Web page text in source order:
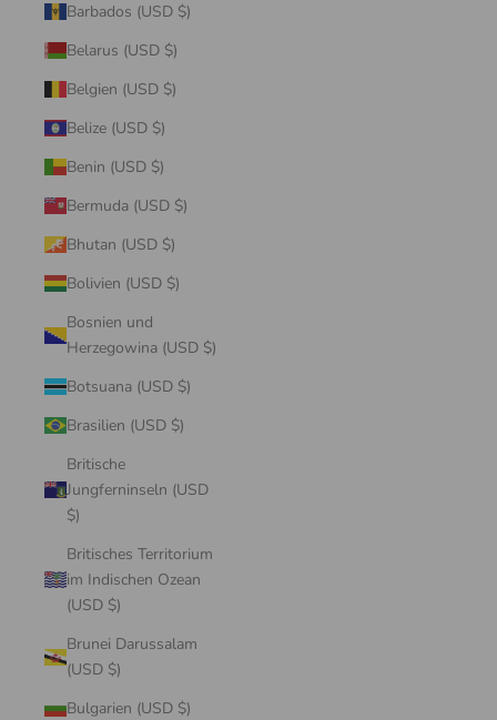
Barbados (USD $)
Belarus (USD $)
Belgien (USD $)
Belize (USD $)
Benin (USD $)
Bermuda (USD $)
Bhutan (USD $)
Bolivien (USD $)
Bosnien und
Herzegowina (USD $)
Botsuana (USD $)
Brasilien (USD $)
Britische
Jungferninseln (USD
$)
Britisches Territorium
im Indischen Ozean
(USD $)
Brunei Darussalam
(USD $)
Bulgarien (USD $)